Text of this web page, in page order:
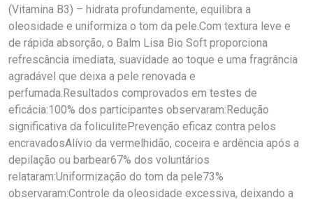
(Vitamina B3) – hidrata profundamente, equilibra a
oleosidade e uniformiza o tom da pele.Com textura leve e
de rápida absorção, o Balm Lisa Bio Soft proporciona
refrescância imediata, suavidade ao toque e uma fragrância
agradável que deixa a pele renovada e
perfumada.Resultados comprovados em testes de
eficácia:100% dos participantes observaram:Redução
significativa da foliculitePrevenção eficaz contra pelos
encravadosAlívio da vermelhidão, coceira e ardência após a
depilação ou barbear67% dos voluntários
relataram:Uniformização do tom da pele73%
observaram:Controle da oleosidade excessiva, deixando a